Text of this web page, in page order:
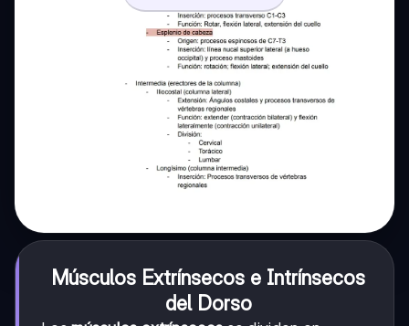
Músculos Extrínsecos e Intrínsecos
del Dorso